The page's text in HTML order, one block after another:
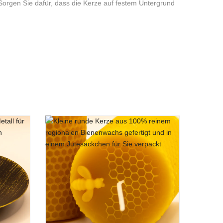
Sorgen Sie dafür, dass die Kerze auf festem Untergrund
beträgt im Durchmesser 5 cm und ist 9 cm in der
sowie aus 25% pflanzliches Stearin, welches
sind die von uns eingesetzten Wachse 100%